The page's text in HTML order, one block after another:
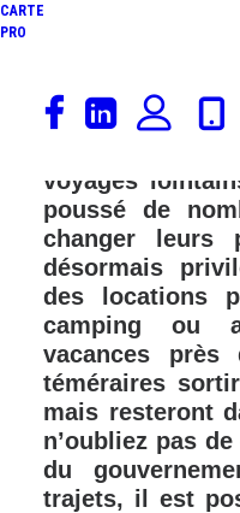
CARTE
PRO
La crise du
les plans de
voyages
poussé de
changer leurs
désormais
des locations
camping ou
vacances
téméraires
mais resteront
n’oubliez pas
du
trajets, il est